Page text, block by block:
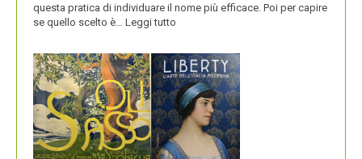
questa pratica di individuare il nome più efficace. Poi per capire
se quello scelto è… Leggi tutto
BLACKBERRY,
LA
STORIA
E
LA
VISIONE
ALL’ORIGINE